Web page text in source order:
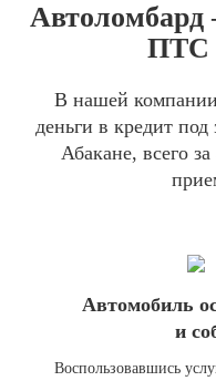
Автоломбард
ПТС
В нашей
деньги в кредит
Абакане, всего
Автомобиль
и
Воспользовавшись